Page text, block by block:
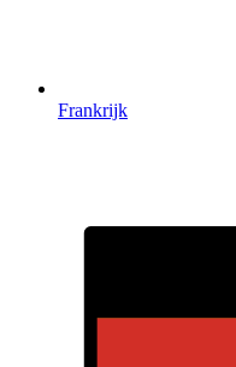
Frankrijk